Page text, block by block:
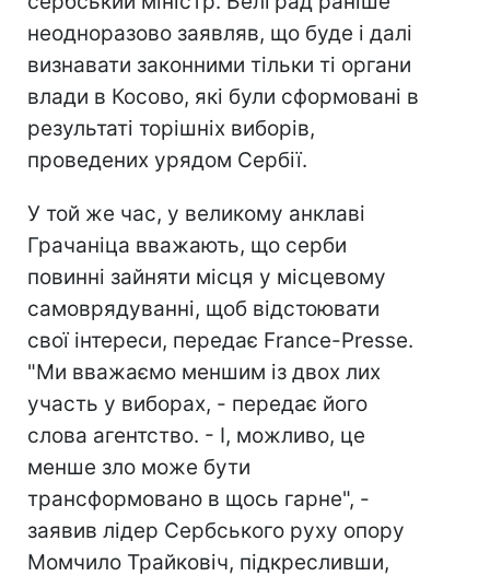
неодноразово заявляв, що буде і далі
визнавати законними тільки ті органи
влади в Косово, які були сформовані в
результаті торішніх виборів,
проведених урядом Сербії.
У той же час, у великому анклаві
Грачаніца вважають, що серби
повинні зайняти місця у місцевому
самоврядуванні, щоб відстоювати
свої інтереси, передає France-Presse.
"Ми вважаємо меншим із двох лих
участь у виборах, - передає його
слова агентство. - І, можливо, це
менше зло може бути
трансформовано в щось гарне", -
заявив лідер Сербського руху опору
Момчило Трайковіч, підкресливши,